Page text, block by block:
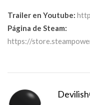
Trailer en Youtube:
Página de Steam:
https://